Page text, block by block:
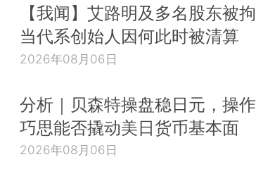
【我闻】艾路明及多名股东被拘
当代系创始人因何此时被清算
2026年08月06日
分析｜贝森特操盘稳日元，操作
巧思能否撬动美日货币基本面
2026年08月06日